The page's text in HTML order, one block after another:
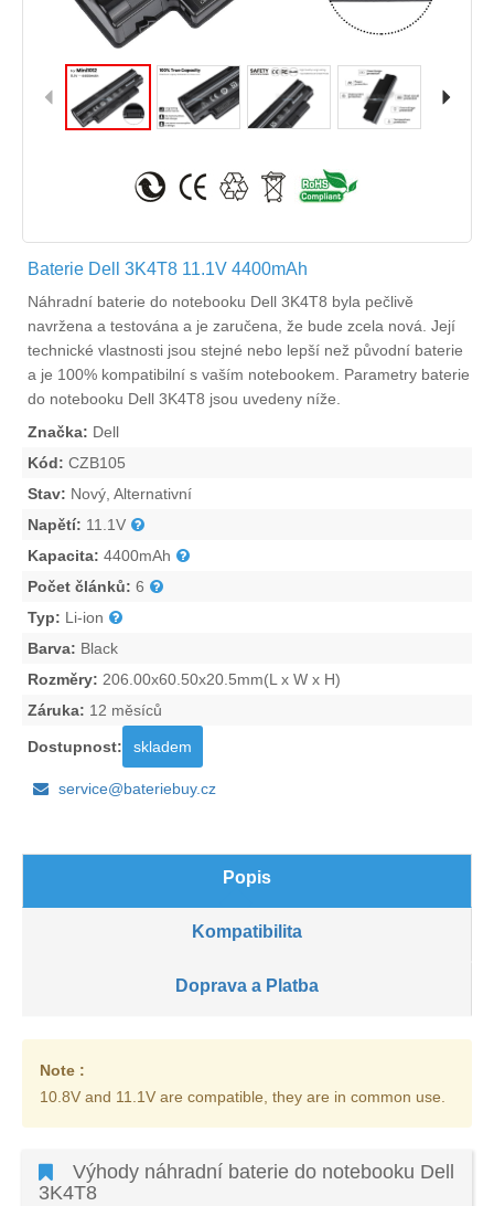
Baterie Dell 3K4T8 11.1V 4400mAh
Náhradní baterie do notebooku Dell 3K4T8 byla pečlivě
navržena a testována a je zaručena, že bude zcela nová. Její
technické vlastnosti jsou stejné nebo lepší než původní baterie
a je 100% kompatibilní s vaším notebookem. Parametry baterie
do notebooku Dell 3K4T8 jsou uvedeny níže.
Značka: Dell
Kód: CZB105
Stav: Nový, Alternativní
Napětí: 11.1V
Kapacita: 4400mAh
Počet článků: 6
Typ: Li-ion
Barva: Black
Rozměry: 206.00x60.50x20.5mm(L x W x H)
Záruka: 12 měsíců
Dostupnost: skladem
service@bateriebuy.cz
Popis
Kompatibilita
Doprava a Platba
Note :
10.8V and 11.1V are compatible, they are in common use.
Výhody náhradní baterie do notebooku Dell
3K4T8